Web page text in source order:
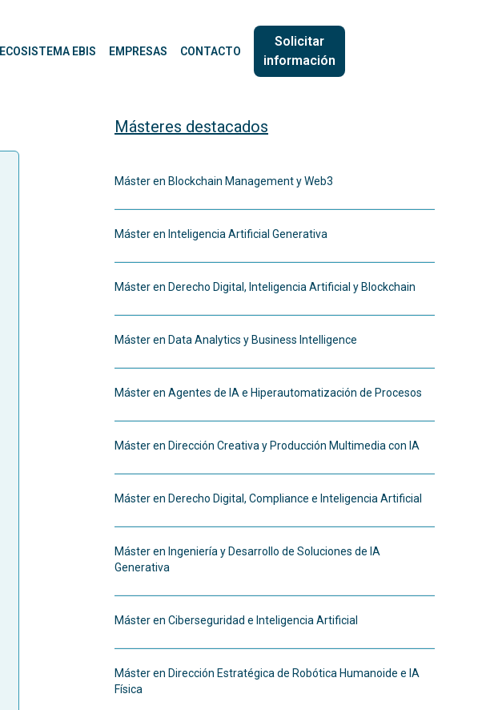
ECOSISTEMA EBIS EMPRESAS CONTACTO
Solicitar
información
Másteres destacados
Máster en Blockchain Management y Web3
Máster en Inteligencia Artificial Generativa
Máster en Derecho Digital, Inteligencia Artificial y Blockchain
Máster en Data Analytics y Business Intelligence
Máster en Agentes de IA e Hiperautomatización de Procesos
Máster en Dirección Creativa y Producción Multimedia con IA
Máster en Derecho Digital, Compliance e Inteligencia Artificial
Máster en Ingeniería y Desarrollo de Soluciones de IA
Generativa
Máster en Ciberseguridad e Inteligencia Artificial
Máster en Dirección Estratégica de Robótica Humanoide e IA
Física